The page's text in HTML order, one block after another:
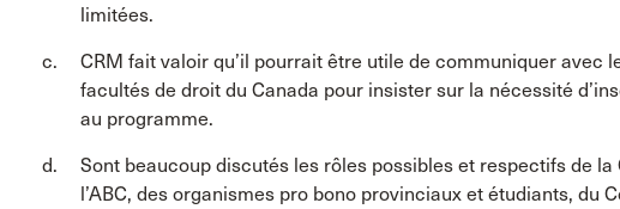
limitées.
CRM fait valoir qu’il pourrait être utile de communiquer avec
facultés de droit du Canada pour insister sur la nécessité
au programme.
Sont beaucoup discutés les rôles possibles et respectifs de
l’ABC, des organismes pro bono provinciaux et étudiants, du